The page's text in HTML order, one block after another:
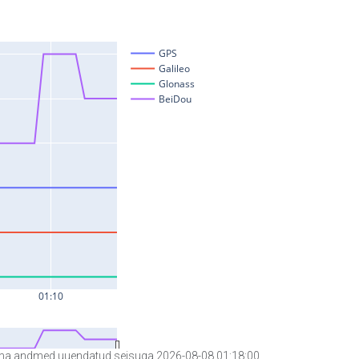
andmed uuendatud seisuga 2026-08-08 01:18:00